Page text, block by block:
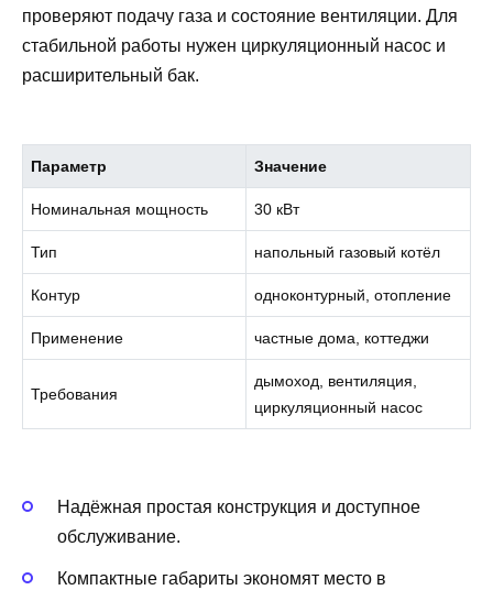
проверяют подачу газа и состояние вентиляции. Для
стабильной работы нужен циркуляционный насос и
расширительный бак.
Параметр Значение
Номинальная мощность 30 кВт
Тип напольный газовый котёл
Контур одноконтурный, отопление
Применение частные дома, коттеджи
Требования
дымoход, вентиляция,
циркуляционный насос
Надёжная простая конструкция и доступное
обслуживание.
Компактные габариты экономят место в